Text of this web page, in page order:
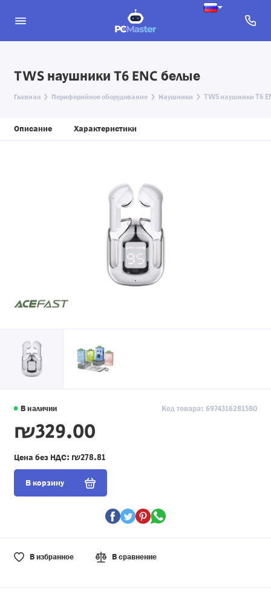
TWS наушники T6 ENC белые
Главная Периферийное оборудование Наушники TWS наушники T6
Описание Характеристики
В наличии Код товара: 6974316281580
₪329.00
Цена без НДС: ₪278.81
В корзину
В избранное В сравнение